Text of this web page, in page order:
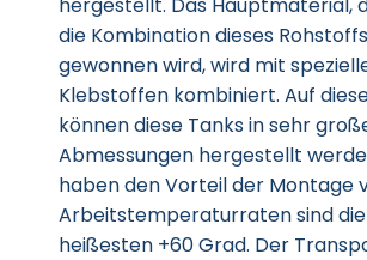
die Kombination dieses Rohstoffs
gewonnen wird, wird mit
Klebstoffen kombiniert. Auf
können diese Tanks in sehr
Abmessungen hergestellt
haben den Vorteil der Montage
Arbeitstemperaturraten sind die
heißesten +60 Grad. Der